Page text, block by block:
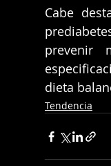
Cabe
prevenir
dieta
Tendencia